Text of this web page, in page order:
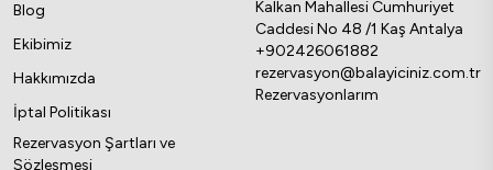
Blog
Ekibimiz
Hakkımızda
İptal Politikası
Rezervasyon Şartları ve
Sözleşmesi
Kalkan Mahallesi Cumhuriyet
Caddesi No 48 /1 Kaş Antalya
+902426061882
rezervasyon@balayiciniz.com.tr
Rezervasyonlarım